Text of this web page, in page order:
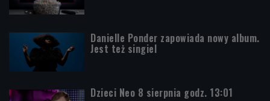
Danielle Ponder zapowiada nowy album.
Jest też singiel
Dzieci Neo 8 sierpnia godz. 13:01